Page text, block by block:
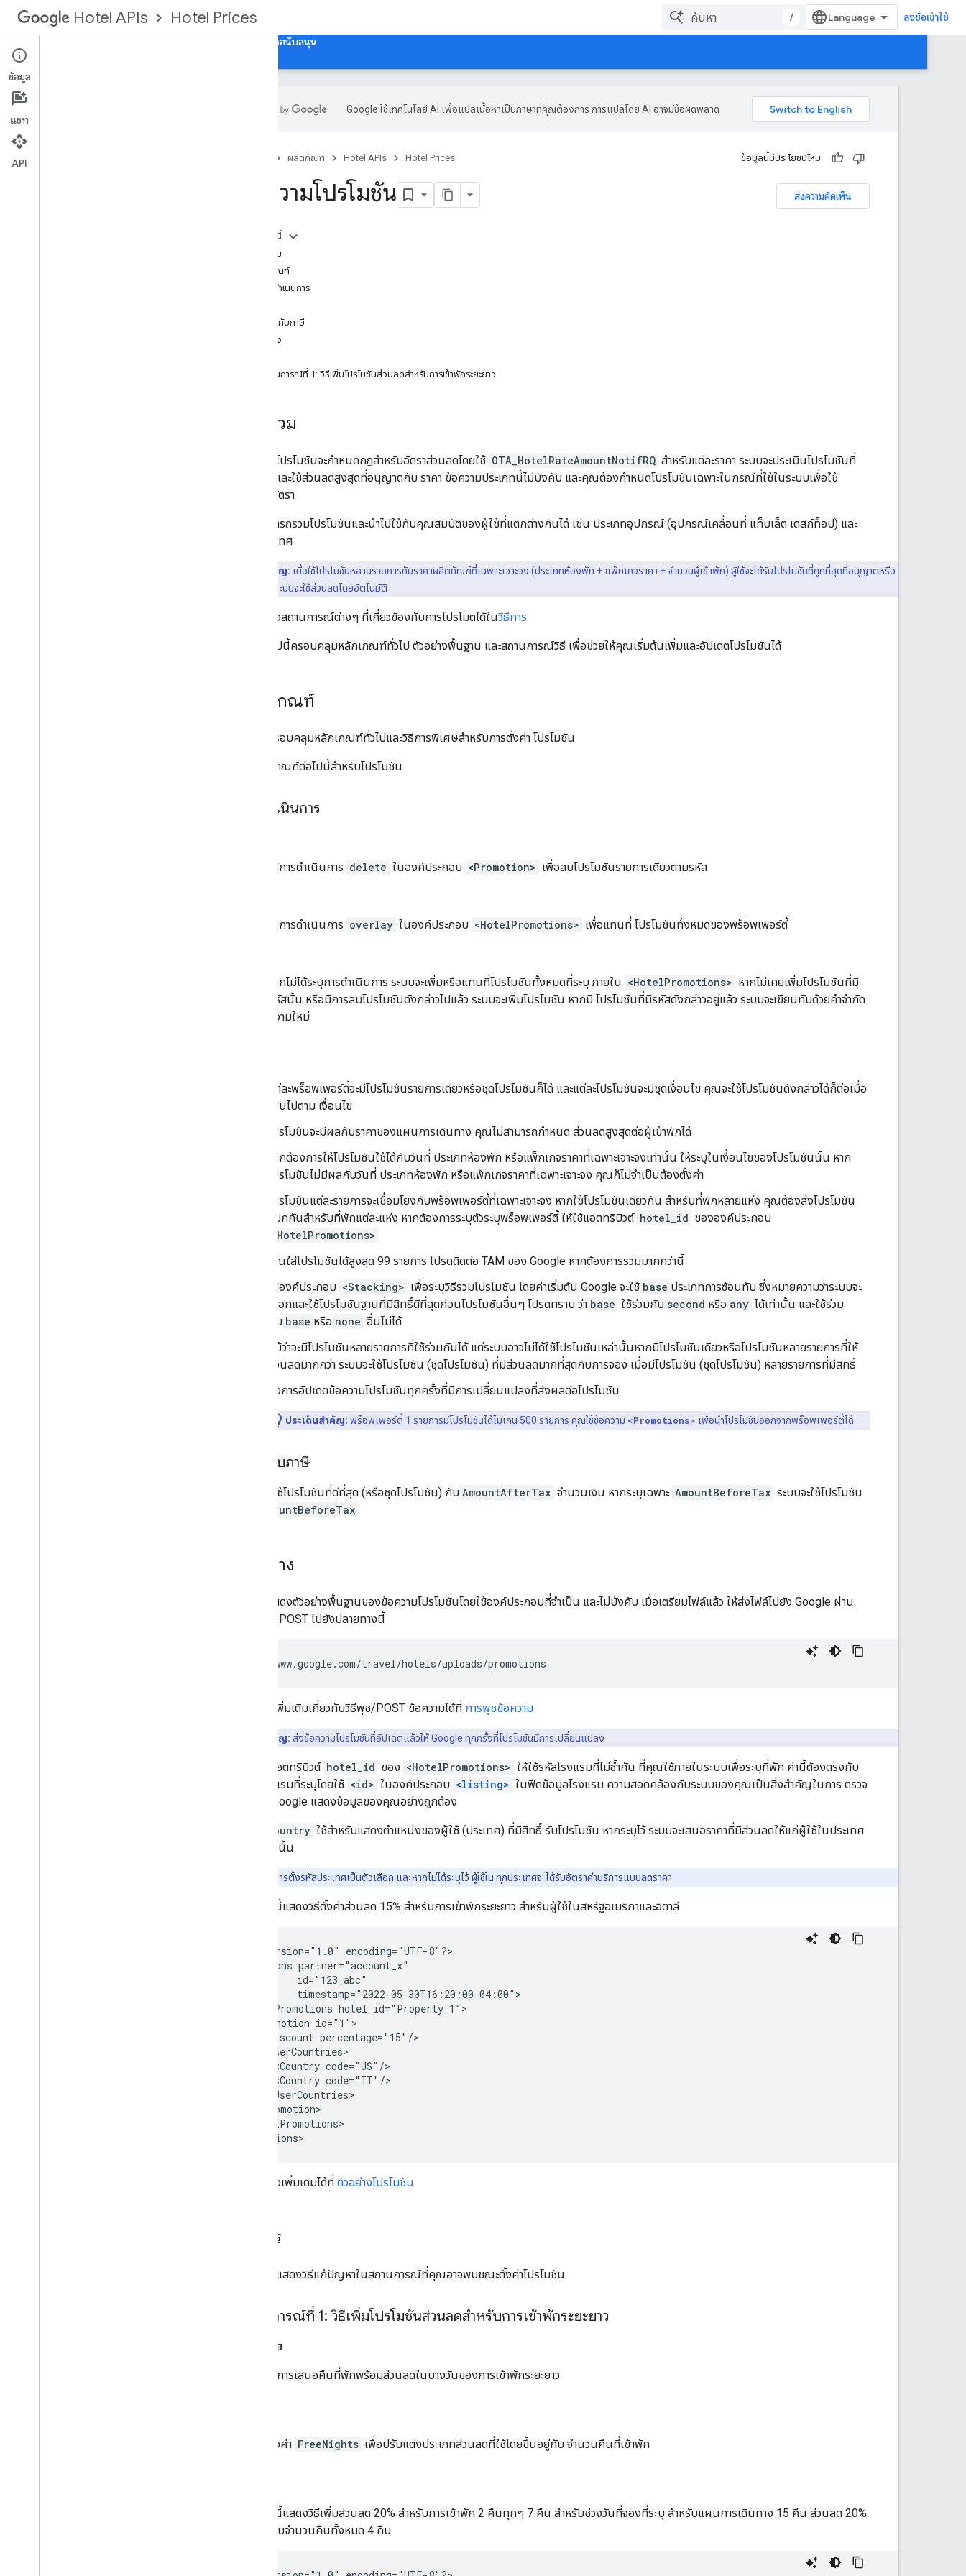
Hotel APIs Hotel Prices / ลงชื่อเข้าใช้
การสนับสนุน
ภาพรวม
Google ใช้เทคโนโลยี AI เพื่อแปลเนื้อหาเป็นภาษาที่คุณต้องการ การแปลโดย AI อาจมีข้อผิดพลาด
ผลิตภัณฑ์ Hotel APIs Hotel Prices ข้อมูลนี้มีประโยชน์ไหม
ส่งความคิดเห็น
ข้อความโปรโมชัน
ในหน้านี้
ภาพรวม
หลักเกณฑ์
การดำเนินการ
เกี่ยวกับภาษี
ตัวอย่าง
สถานการณ์ที่ 1: วิธีเพิ่มโปรโมชันส่วนลดสำหรับการเข้าพักระยะยาว
ภาพรวม
ข้อความโปรโมชันจะกำหนดกฎสำหรับอัตราส่วนลดโดยใช้ OTA_HotelRateAmountNotifRQ สำหรับแต่ละราคา ระบบจะประเมินโปรโมชันที่
กำหนด และใช้ส่วนลดสูงสุดที่อนุญาตกับ ราคา ข้อความประเภทนี้ไม่บังคับ และคุณต้องกำหนดโปรโมชันเฉพาะในกรณีที่ใช้ในระบบเพื่อใช้
ส่วนลดอัตรา
คุณสามารถรวมโปรโมชันและนำไปใช้กับคุณสมบัติของผู้ใช้ที่แตกต่างกันได้ เช่น ประเภทอุปกรณ์ (อุปกรณ์เคลื่อนที่ แท็บเล็ต เดสก์ท็อป) และ
รหัสประเทศ
ประเด็นสำคัญ: เมื่อใช้โปรโมชันหลายรายการกับราคาผลิตภัณฑ์ที่เฉพาะเจาะจง (ประเภทห้องพัก + แพ็กเกจราคา + จำนวนผู้เข้าพัก) ผู้ใช้จะได้รับโปรโมชันที่ถูกที่สุดที่อนุญาตหรือ
ชุดโปรโมชัน และระบบจะใช้ส่วนลดโดยอัตโนมัติ
ดูตัวอย่างสถานการณ์ต่างๆ ที่เกี่ยวข้องกับการโปรโมตได้ในวิธีการ
ส่วนต่อไปนี้ครอบคลุมหลักเกณฑ์ทั่วไป ตัวอย่างพื้นฐาน และสถานการณ์วิธี เพื่อช่วยให้คุณเริ่มต้นเพิ่มและอัปเดตโปรโมชันได้
หลักเกณฑ์
ส่วนนี้ครอบคลุมหลักเกณฑ์ทั่วไปและวิธีการพิเศษสำหรับการตั้งค่า โปรโมชัน
ใช้หลักเกณฑ์ต่อไปนี้สำหรับโปรโมชัน
การดำเนินการ
ใช้การดำเนินการ delete ในองค์ประกอบ <Promotion> เพื่อลบโปรโมชันรายการเดียวตามรหัส
ใช้การดำเนินการ overlay ในองค์ประกอบ <HotelPromotions> เพื่อแทนที่ โปรโมชันทั้งหมดของพร็อพเพอร์ตี้
หากไม่ได้ระบุการดำเนินการ ระบบจะเพิ่มหรือแทนที่โปรโมชันทั้งหมดที่ระบุ ภายใน <HotelPromotions> หากไม่เคยเพิ่มโปรโมชันที่มี
รหัสนั้น หรือมีการลบโปรโมชันดังกล่าวไปแล้ว ระบบจะเพิ่มโปรโมชัน หากมี โปรโมชันที่มีรหัสดังกล่าวอยู่แล้ว ระบบจะเขียนทับด้วยคำจำกัด
ความใหม่
แต่ละพร็อพเพอร์ตี้จะมีโปรโมชันรายการเดียวหรือชุดโปรโมชันก็ได้ และแต่ละโปรโมชันจะมีชุดเงื่อนไข คุณจะใช้โปรโมชันดังกล่าวได้ก็ต่อเมื่อ
เป็นไปตาม เงื่อนไข
โปรโมชันจะมีผลกับราคาของแผนการเดินทาง คุณไม่สามารถกำหนด ส่วนลดสูงสุดต่อผู้เข้าพักได้
หากต้องการให้โปรโมชันใช้ได้กับวันที่ ประเภทห้องพัก หรือแพ็กเกจราคาที่เฉพาะเจาะจงเท่านั้น ให้ระบุในเงื่อนไขของโปรโมชันนั้น หาก
โปรโมชันไม่มีผลกับวันที่ ประเภทห้องพัก หรือแพ็กเกจราคาที่เฉพาะเจาะจง คุณก็ไม่จำเป็นต้องตั้งค่า
โปรโมชันแต่ละรายการจะเชื่อมโยงกับพร็อพเพอร์ตี้ที่เฉพาะเจาะจง หากใช้โปรโมชันเดียวกัน สำหรับที่พักหลายแห่ง คุณต้องส่งโปรโมชัน
แยกกันสำหรับที่พักแต่ละแห่ง หากต้องการระบุตัวระบุพร็อพเพอร์ตี้ ให้ใช้แอตทริบิวต์ hotel_id ขององค์ประกอบ
<HotelPromotions>
คุณใส่โปรโมชันได้สูงสุด 99 รายการ โปรดติดต่อ TAM ของ Google หากต้องการรวมมากกว่านี้
ใช้องค์ประกอบ <Stacking> เพื่อระบุวิธีรวมโปรโมชัน โดยค่าเริ่มต้น Google จะใช้ base ประเภทการซ้อนทับ ซึ่งหมายความว่าระบบจะ
เลือกและใช้โปรโมชันฐานที่มีสิทธิ์ดีที่สุดก่อนโปรโมชันอื่นๆ โปรดทราบ ว่า base ใช้ร่วมกับ second หรือ any ได้เท่านั้น และใช้ร่วม
กับ base หรือ none อื่นไม่ได้
แม้ว่าจะมีโปรโมชันหลายรายการที่ใช้ร่วมกันได้ แต่ระบบอาจไม่ได้ใช้โปรโมชันเหล่านั้นหากมีโปรโมชันเดียวหรือโปรโมชันหลายรายการที่ให้
ส่วนลดมากกว่า ระบบจะใช้โปรโมชัน (ชุดโปรโมชัน) ที่มีส่วนลดมากที่สุดกับการจอง เมื่อมีโปรโมชัน (ชุดโปรโมชัน) หลายรายการที่มีสิทธิ์
ส่งการอัปเดตข้อความโปรโมชันทุกครั้งที่มีการเปลี่ยนแปลงที่ส่งผลต่อโปรโมชัน
ประเด็นสำคัญ: พร็อพเพอร์ตี้ 1 รายการมีโปรโมชันได้ไม่เกิน 500 รายการ คุณใช้ข้อความ <Promotions> เพื่อนำโปรโมชันออกจากพร็อพเพอร์ตี้ได้
เกี่ยวกับภาษี
ระบบจะใช้โปรโมชันที่ดีที่สุด (หรือชุดโปรโมชัน) กับ AmountAfterTax จำนวนเงิน หากระบุเฉพาะ AmountBeforeTax ระบบจะใช้โปรโมชัน
AmountBeforeTax
ตัวอย่าง
ส่วนนี้แสดงตัวอย่างพื้นฐานของข้อความโปรโมชันโดยใช้องค์ประกอบที่จำเป็น และไม่บังคับ เมื่อเตรียมไฟล์แล้ว ให้ส่งไฟล์ไปยัง Google ผ่าน
ข้อความ POST ไปยังปลายทางนี้
www.google.com/travel/hotels/uploads/promotions
ดูข้อมูลเพิ่มเติมเกี่ยวกับวิธีพุช/POST ข้อความได้ที่ การพุชข้อความ
ประเด็นสำคัญ: ส่งข้อความโปรโมชันที่อัปเดตแล้วให้ Google ทุกครั้งที่โปรโมชันมีการเปลี่ยนแปลง
สำหรับแอตทริบิวต์ hotel_id ของ <HotelPromotions> ให้ใช้รหัสโรงแรมที่ไม่ซ้ำกัน ที่คุณใช้ภายในระบบเพื่อระบุที่พัก ค่านี้ต้องตรงกับ
รหัสโรงแรมที่ระบุโดยใช้ <id> ในองค์ประกอบ <listing> ในฟีดข้อมูลโรงแรม ความสอดคล้องกับระบบของคุณเป็นสิ่งสำคัญในการ ตรวจ
สอบว่า Google แสดงข้อมูลของคุณอย่างถูกต้อง
UserCountry ใช้สำหรับแสดงตำแหน่งของผู้ใช้ (ประเทศ) ที่มีสิทธิ์ รับโปรโมชัน หากระบุไว้ ระบบจะเสนอราคาที่มีส่วนลดให้แก่ผู้ใช้ในประเทศ
ที่ระบุเท่านั้น
การตั้งรหัสประเทศเป็นตัวเลือก และหากไม่ได้ระบุไว้ ผู้ใช้ใน ทุกประเทศจะได้รับอัตราค่าบริการแบบลดราคา
ตัวอย่างนี้แสดงวิธีตั้งค่าส่วนลด 15% สำหรับการเข้าพักระยะยาว สำหรับผู้ใช้ในสหรัฐอเมริกาและอิตาลี
<?xml version="1.0" encoding="UTF-8"?>
<Promotions partner="account_x"
            id="123_abc"
            timestamp="2022-05-30T16:20:00-04:00">
  <HotelPromotions hotel_id="Property_1">
    <Promotion id="1">
      <Discount percentage="15"/>
      <UserCountries>
        <Country code="US"/>
        <Country code="IT"/>
      </UserCountries>
    </Promotion>
  </HotelPromotions>
ดูตัวอย่างเพิ่มเติมได้ที่ ตัวอย่างโปรโมชัน
วิธีการ
ส่วนนี้จะแสดงวิธีแก้ปัญหาในสถานการณ์ที่คุณอาจพบขณะตั้งค่าโปรโมชัน
สถานการณ์ที่ 1: วิธีเพิ่มโปรโมชันส่วนลดสำหรับการเข้าพักระยะยาว
คำอธิบาย
คุณต้องการเสนอคืนที่พักพร้อมส่วนลดในบางวันของการเข้าพักระยะยาว
ใช้การตั้งค่า FreeNights เพื่อปรับแต่งประเภทส่วนลดที่ใช้โดยขึ้นอยู่กับ จำนวนคืนที่เข้าพัก
ตัวอย่างนี้แสดงวิธีเพิ่มส่วนลด 20% สำหรับการเข้าพัก 2 คืนทุกๆ 7 คืน สำหรับช่วงวันที่จองที่ระบุ สำหรับแผนการเดินทาง 15 คืน ส่วนลด 20%
จะมีผลกับจำนวนคืนทั้งหมด 4 คืน
ข้อมูล
แชท
API